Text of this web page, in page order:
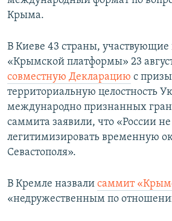
Крыма.
В Киеве 43 страны,
«Крымской платформы» 23
совместную Декларацию с
территориальную целостность
международно признанных
саммита заявили, что «России не
легитимизировать временную
Севастополя».
В Кремле назвали саммит
«недружественным по